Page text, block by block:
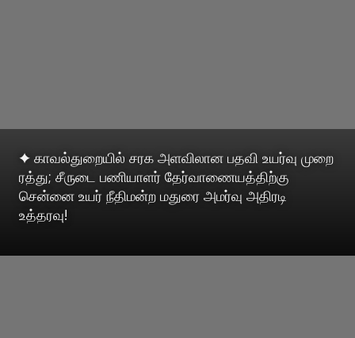
✦ காவல்துறையில் சரக அளவிலான பதவி உயர்வு முறை
ரத்து; சீருடை பணியாளர் தேர்வாணையத்திற்கு
சென்னை உயர் நீதிமன்ற மதுரை அமர்வு அதிரடி
உத்தரவு!